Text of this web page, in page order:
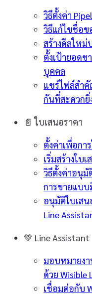
วิธีตั้งค่า
วิธีแก้ไขชื่อข
สร้างดีลใหม่
ตั้งเป้ายอด
บุคคล
แชร์ไฟล์สำคั
กันที่สะดวก
📄 ใบเสนอราคา
ตั้งค่าเพื่อกา
เริ่มสร้างใบ
วิธีตั้งค่าอนุมั
การขายแบ
อนุมัติใบเสน
Line
💚 Line Assistant
มอบหมายง
ด้วย Wisible
เชื่อมต่อกับ